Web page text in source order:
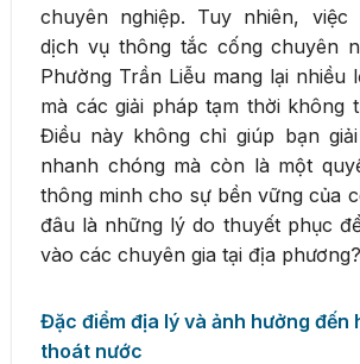
chuyên nghiệp. Tuy nhiên,
dịch vụ thông tắc cống chuyên
Phường Trần Liễu mang lại nhiều
mà các giải pháp tạm thời không
Điều này không chỉ giúp bạn
nhanh chóng mà còn là một
thông minh cho sự bền vững của
đâu là những lý do thuyết phục
vào các chuyên gia tại địa phương?
Đặc điểm địa lý và ảnh hưởng đến
thoát nước